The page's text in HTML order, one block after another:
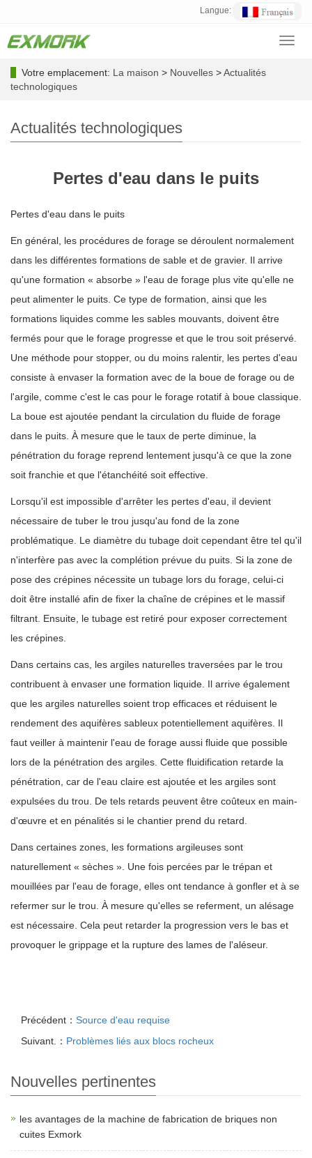
Langue:
Votre emplacement: La maison > Nouvelles >Actualités
technologiques
Actualités technologiques
Pertes d'eau dans le puits
Pertes d'eau dans le puits
En général, les procédures de forage se déroulent normalement
dans les différentes formations de sable et de gravier. Il arrive
qu'une formation « absorbe » l'eau de forage plus vite qu'elle ne
peut alimenter le puits. Ce type de formation, ainsi que les
formations liquides comme les sables mouvants, doivent être
fermés pour que le forage progresse et que le trou soit préservé.
Une méthode pour stopper, ou du moins ralentir, les pertes d'eau
consiste à envaser la formation avec de la boue de forage ou de
l'argile, comme c'est le cas pour le forage rotatif à boue classique.
La boue est ajoutée pendant la circulation du fluide de forage
dans le puits. À mesure que le taux de perte diminue, la
pénétration du forage reprend lentement jusqu'à ce que la zone
soit franchie et que l'étanchéité soit effective.
Lorsqu'il est impossible d'arrêter les pertes d'eau, il devient
nécessaire de tuber le trou jusqu'au fond de la zone
problématique. Le diamètre du tubage doit cependant être tel qu'il
n'interfère pas avec la complétion prévue du puits. Si la zone de
pose des crépines nécessite un tubage lors du forage, celui-ci
doit être installé afin de fixer la chaîne de crépines et le massif
filtrant. Ensuite, le tubage est retiré pour exposer correctement
les crépines.
Dans certains cas, les argiles naturelles traversées par le trou
contribuent à envaser une formation liquide. Il arrive également
que les argiles naturelles soient trop efficaces et réduisent le
rendement des aquifères sableux potentiellement aquifères. Il
faut veiller à maintenir l'eau de forage aussi fluide que possible
lors de la pénétration des argiles. Cette fluidification retarde la
pénétration, car de l'eau claire est ajoutée et les argiles sont
expulsées du trou. De tels retards peuvent être coûteux en main-
d'œuvre et en pénalités si le chantier prend du retard.
Dans certaines zones, les formations argileuses sont
naturellement « sèches ». Une fois percées par le trépan et
mouillées par l'eau de forage, elles ont tendance à gonfler et à se
refermer sur le trou. À mesure qu'elles se referment, un alésage
est nécessaire. Cela peut retarder la progression vers le bas et
provoquer le grippage et la rupture des lames de l'aléseur.
Précédent： Source d'eau requise
Suivant.： Problèmes liés aux blocs rocheux
Nouvelles pertinentes
les avantages de la machine de fabrication de briques non
cuites Exmork